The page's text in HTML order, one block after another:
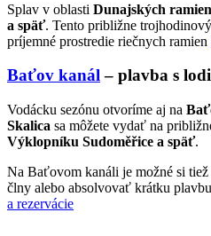
Splav v oblasti Dunajských ramien
a späť. Tento približne
príjemné prostredie riečnych ramien
Baťov kanál– plavba s
Vodácku sezónu otvoríme aj na
Skalica sa môžete vydať na
Výklopníku Sudoměřice a späť.
Na Baťovom kanáli je možné si
člny alebo absolvovať krátku
a rezervácie